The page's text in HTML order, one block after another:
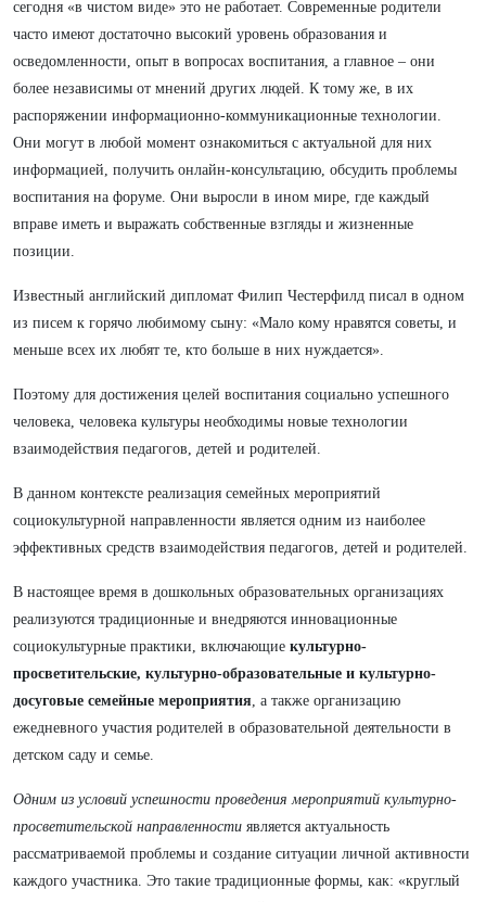
сегодня «в чистом виде» это не работает. Современные родители
часто имеют достаточно высокий уровень образования и
осведомленности, опыт в вопросах воспитания, а главное – они
более независимы от мнений других людей. К тому же, в их
распоряжении информационно-коммуникационные технологии.
Они могут в любой момент ознакомиться с актуальной для них
информацией, получить онлайн-консультацию, обсудить проблемы
воспитания на форуме. Они выросли в ином мире, где каждый
вправе иметь и выражать собственные взгляды и жизненные
позиции.
Известный английский дипломат Филип Честерфилд писал в одном
из писем к горячо любимому сыну: «Мало кому нравятся советы, и
меньше всех их любят те, кто больше в них нуждается».
Поэтому для достижения целей воспитания социально успешного
человека, человека культуры необходимы новые технологии
взаимодействия педагогов, детей и родителей.
В данном контексте реализация семейных мероприятий
социокультурной направленности является одним из наиболее
эффективных средств взаимодействия педагогов, детей и родителей.
В настоящее время в дошкольных образовательных организациях
реализуются традиционные и внедряются инновационные
социокультурные практики, включающие культурно-
просветительские, культурно-образовательные и культурно-
досуговые семейные мероприятия, а также организацию
ежедневного участия родителей в образовательной деятельности в
детском саду и семье.
Одним из условий успешности проведения мероприятий культурно-
просветительской направленности является актуальность
рассматриваемой проблемы и создание ситуации личной активности
каждого участника. Это такие традиционные формы, как: «круглый